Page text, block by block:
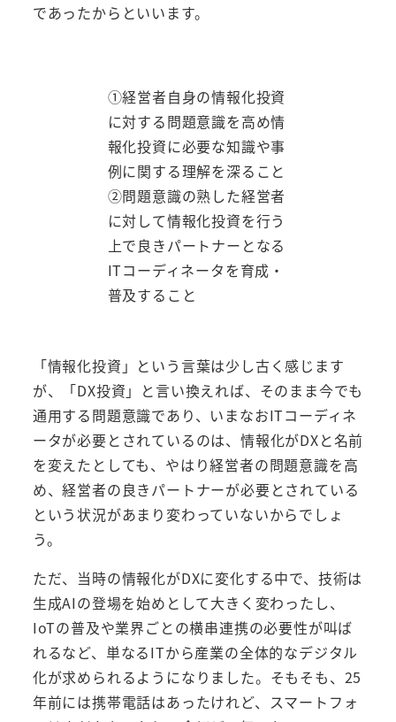
であったからといいます。
①経営者自身の情報化投資
に対する問題意識を高め情
報化投資に必要な知識や事
例に関する理解を深ること
②問題意識の熟した経営者
に対して情報化投資を行う
上で良きパートナーとなる
ITコーディネータを育成・
普及すること
「情報化投資」という言葉は少し古く感じます
が、「DX投資」と言い換えれば、そのまま今でも
通用する問題意識であり、いまなおITコーディネ
ータが必要とされているのは、情報化がDXと名前
を変えたとしても、やはり経営者の問題意識を高
め、経営者の良きパートナーが必要とされている
という状況があまり変わっていないからでしょ
う。
ただ、当時の情報化がDXに変化する中で、技術は
生成AIの登場を始めとして大きく変わったし、
IoTの普及や業界ごとの横串連携の必要性が叫ば
れるなど、単なるITから産業の全体的なデジタル
化が求められるようになりました。そもそも、25
年前には携帯電話はあったけれど、スマートフォ